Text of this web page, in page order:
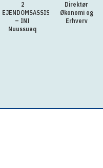
2
EJENDOMSASSISTENTER
– INI
Nuussuaq
Direktør
Økonomi og
Erhverv